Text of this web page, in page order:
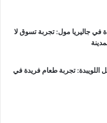
في جاليريا مول: تجربة تسوق لا
تجربة طعام فريدة في